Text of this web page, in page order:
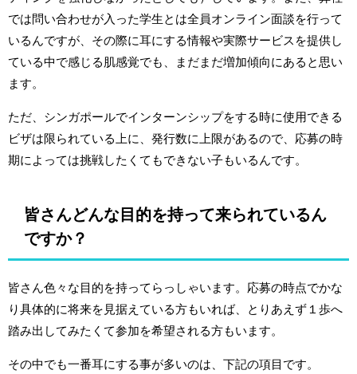
では問い合わせが入った学生とは全員オンライン面談を行って
いるんですが、その際に耳にする情報や実際サービスを提供し
ている中で感じる肌感覚でも、まだまだ増加傾向にあると思い
ます。
ただ、シンガポールでインターンシップをする時に使用できる
ビザは限られている上に、発行数に上限があるので、応募の時
期によっては挑戦したくてもできない子もいるんです。
皆さんどんな目的を持って来られているん
ですか？
皆さん色々な目的を持ってらっしゃいます。応募の時点でかな
り具体的に将来を見据えている方もいれば、とりあえず１歩へ
踏み出してみたくて参加を希望される方もいます。
その中でも一番耳にする事が多いのは、下記の項目です。